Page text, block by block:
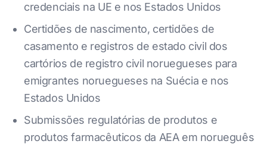
credenciais na UE e nos Estados Unidos
Certidões de nascimento, certidões de
casamento e registros de estado civil dos
cartórios de registro civil noruegueses para
emigrantes noruegueses na Suécia e nos
Estados Unidos
Submissões regulatórias de produtos e
produtos farmacêuticos da AEA em norueguês